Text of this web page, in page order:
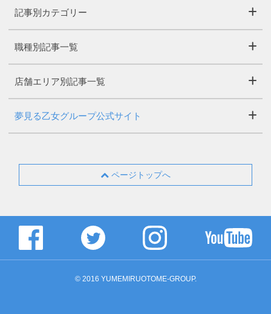
記事別カテゴリー
職種別記事一覧
店舗エリア別記事一覧
夢見る乙女グループ公式サイト
ページトップへ
© 2016 YUMEMIRUOTOME-GROUP.